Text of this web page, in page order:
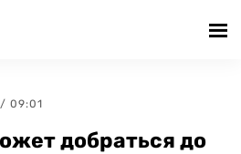
/ 09:01
добраться до